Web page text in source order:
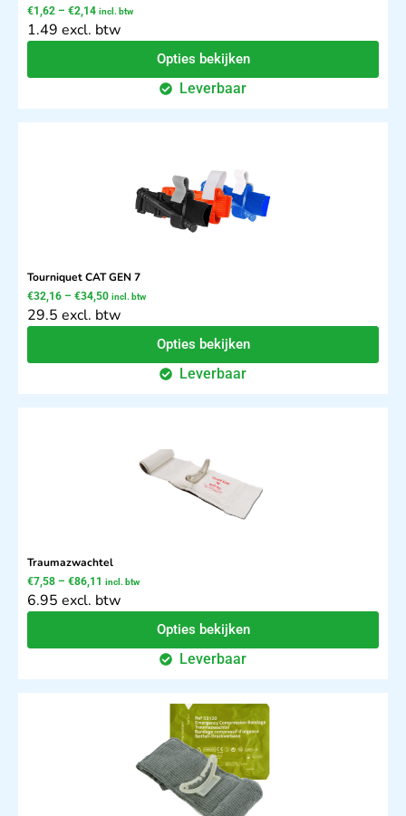
€1,62 – €2,14 incl. btw
1.49 excl. btw
Opties bekijken
Leverbaar
Tourniquet CAT GEN 7
€32,16 – €34,50 incl. btw
29.5 excl. btw
Opties bekijken
Leverbaar
Traumazwachtel
€7,58 – €86,11 incl. btw
6.95 excl. btw
Opties bekijken
Leverbaar